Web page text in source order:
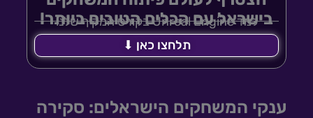
בישראל עם הכלים הטובים ביותר!
למד Unreal Engine בקורס המקיף שלנו
תלחצו כאן ⬇
ענקי המשחקים הישראלים: סקירה